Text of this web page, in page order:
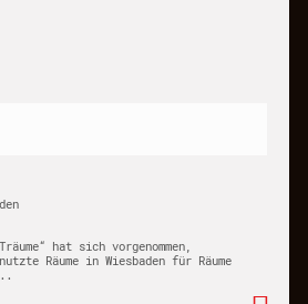
hat sich vorgenommen,
Räume in Wiesbaden für Räume